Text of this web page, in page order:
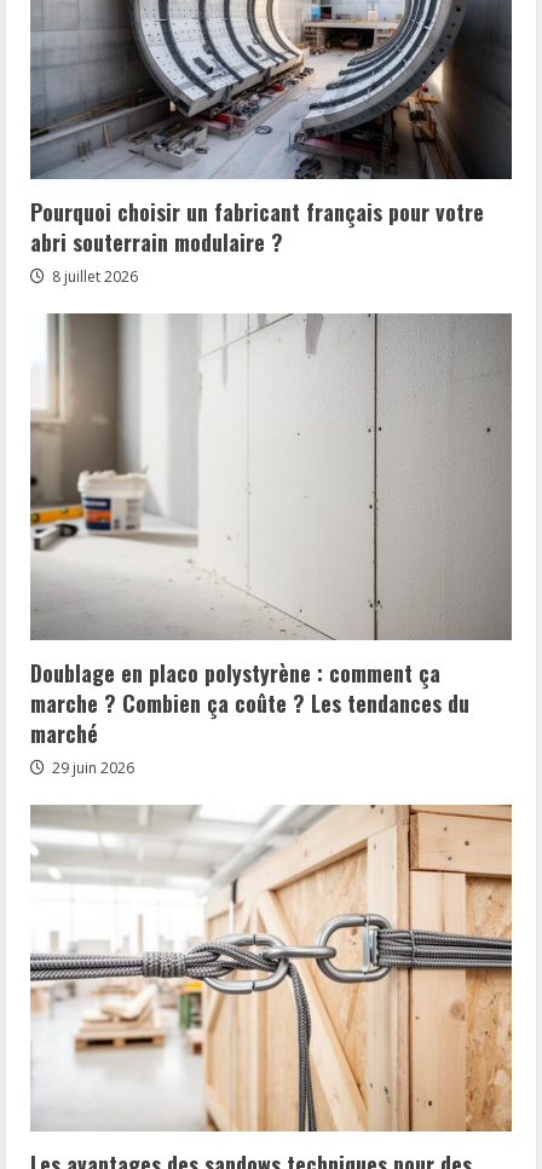
Pourquoi choisir un fabricant français pour votre
abri souterrain modulaire ?
8 juillet 2026
Doublage en placo polystyrène : comment ça
marche ? Combien ça coûte ? Les tendances du
marché
29 juin 2026